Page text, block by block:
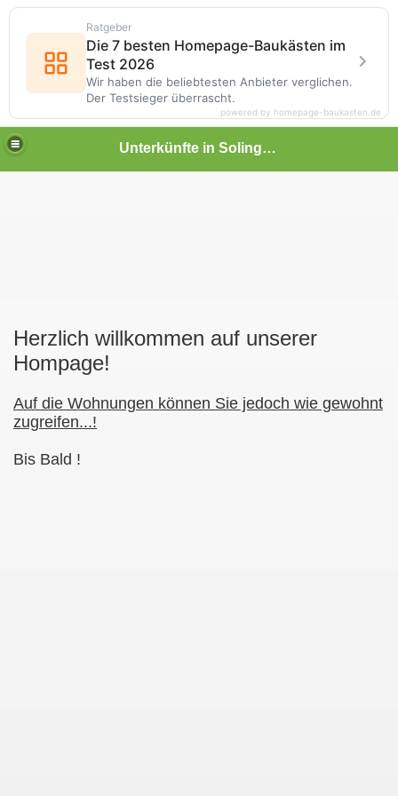
Unterkünfte in Solingen
Herzlich willkommen auf unserer
Hompage!
Auf die Wohnungen können Sie jedoch wie gewohnt
zugreifen...!
Bis Bald !
Ratgeber
Die 7 besten Homepage-Baukästen im
Test 2026
Wir haben die beliebtesten Anbieter verglichen.
Der Testsieger überrascht.
powered by homepage-baukasten.de